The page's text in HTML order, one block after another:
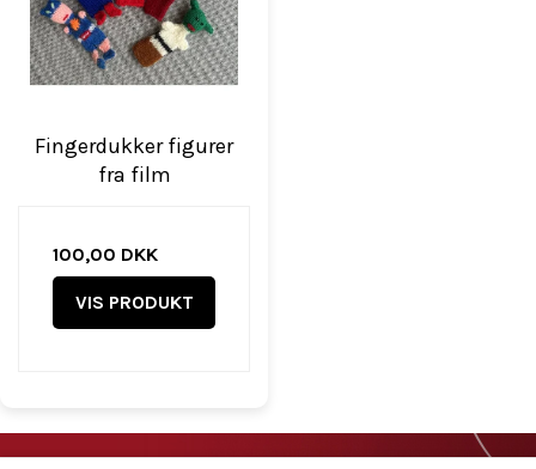
Fingerdukker figurer
fra film
100,00 DKK
VIS PRODUKT